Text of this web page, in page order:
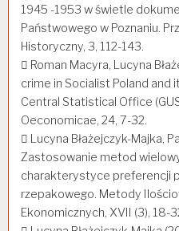
1945 -1953 w świetle
Państwowego w Poznaniu.
Historyczny, 3, 112-143.
 Roman Macyra, Lucyna
crime in Socialist Poland and
Central Statistical Office
Oeconomicae, 24, 7-32.
 Lucyna Błażejczyk-Majka,
Zastosowanie metod
charakterystyce preferencji
rzepakowego. Metody
Ekonomicznych, XVII (3), 18-